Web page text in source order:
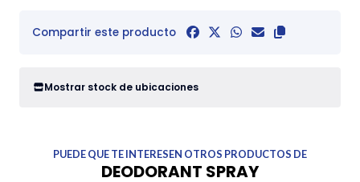
Compartir este producto
Mostrar stock de ubicaciones
PUEDE QUE TE INTERESEN OTROS PRODUCTOS DE
DEODORANT SPRAY